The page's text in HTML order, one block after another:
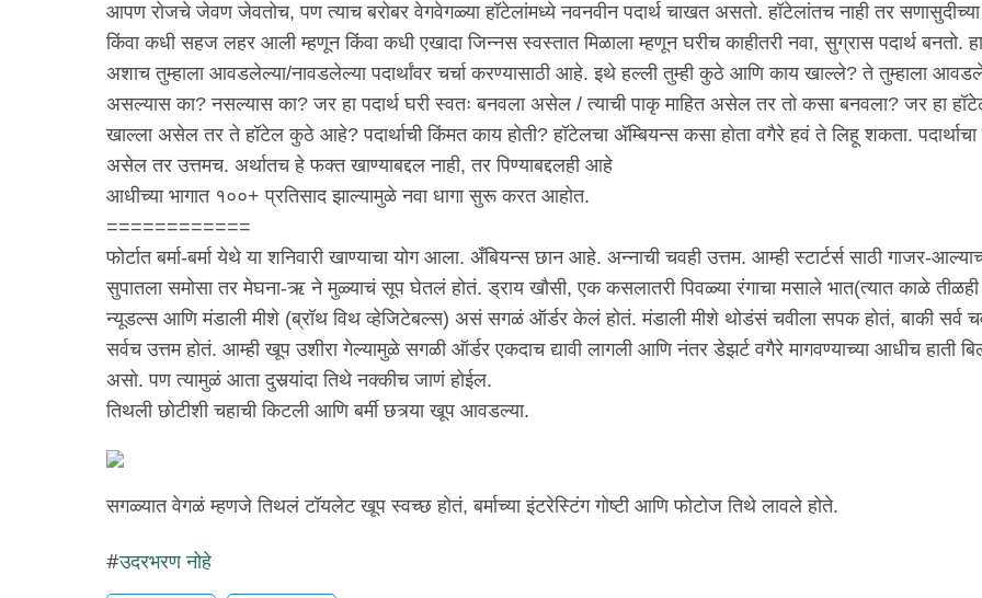
आपण रोजचे जेवण जेवतोच, पण त्याच बरोबर वेगवेगळ्या हॉटेलांमध्ये नवनवीन पदार्थ चाखत असतो. हॉटेलांतच नाही तर सणासुदीच्या
किंवा कधी सहज लहर आली म्हणून किंवा कधी एखादा जिन्नस स्वस्तात मिळाला म्हणून घरीच काहीतरी नवा, सुग्रास पदार्थ बनतो. हा
अशाच तुम्हाला आवडलेल्या/नावडलेल्या पदार्थांवर चर्चा करण्यासाठी आहे. इथे हल्ली तुम्ही कुठे आणि काय खाल्ले? ते तुम्हाला
असल्यास का? नसल्यास का? जर हा पदार्थ घरी स्वतः बनवला असेल / त्याची पाकृ माहित असेल तर तो कसा बनवला? जर हा
खाल्ला असेल तर ते हॉटेल कुठे आहे? पदार्थाची किंमत काय होती? हॉटेलचा अ‍ॅम्बियन्स कसा होता वगैरे हवं ते लिहू शकता. पदार्थाचा
असेल तर उत्तमच. अर्थातच हे फक्त खाण्याबद्दल नाही, तर पिण्याबद्दलही आहे
आधीच्या भागात १००+ प्रतिसाद झाल्यामुळे नवा धागा सुरू करत आहोत.
============
फोर्टात बर्मा-बर्मा येथे या शनिवारी खाण्याचा योग आला. अँबियन्स छान आहे. अन्नाची चवही उत्तम. आम्ही स्टार्टर्स साठी गाजर-
सुपातला समोसा तर मेघना-ऋ ने मुळ्याचं सूप घेतलं होतं. ड्राय खौसी, एक कसलातरी पिवळ्या रंगाचा मसाले भात(त्यात काळे तीळही
न्यूडल्स आणि मंडाली मीशे (ब्रॉथ विथ व्हेजिटेबल्स) असं सगळं ऑर्डर केलं होतं. मंडाली मीशे थोडंसं चवीला सपक होतं, बाकी सर्व
सर्वच उत्तम होतं. आम्ही खूप उशीरा गेल्यामुळे सगळी ऑर्डर एकदाच द्यावी लागली आणि नंतर डेझर्ट वगैरे मागवण्याच्या आधीच हाती
असो. पण त्यामुळं आता दुसर्‍यांदा तिथे नक्कीच जाणं होईल.
तिथली छोटीशी चहाची किटली आणि बर्मी छत्र्या खूप आवडल्या.
सगळ्यात वेगळं म्हणजे तिथलं टॉयलेट खूप स्वच्छ होतं, बर्माच्या इंटरेस्टिंग गोष्टी आणि फोटोज तिथे लावले होते.
उदरभरण नोहे